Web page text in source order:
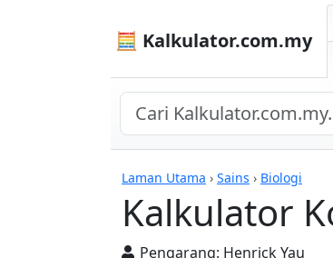
🧮 Kalkulator.com.my
Laman Utama › Sains › Biologi
Kalkulator
Pengarang: Henrick Yau
Kalkulator